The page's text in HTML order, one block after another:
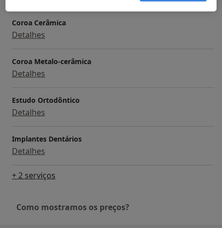
Coroa Cerâmica
Detalhes
Coroa Metalo-cerâmica
Detalhes
Estudo Ortodôntico
Detalhes
Implantes Dentários
Detalhes
+ 2 serviços
Como mostramos os preços?